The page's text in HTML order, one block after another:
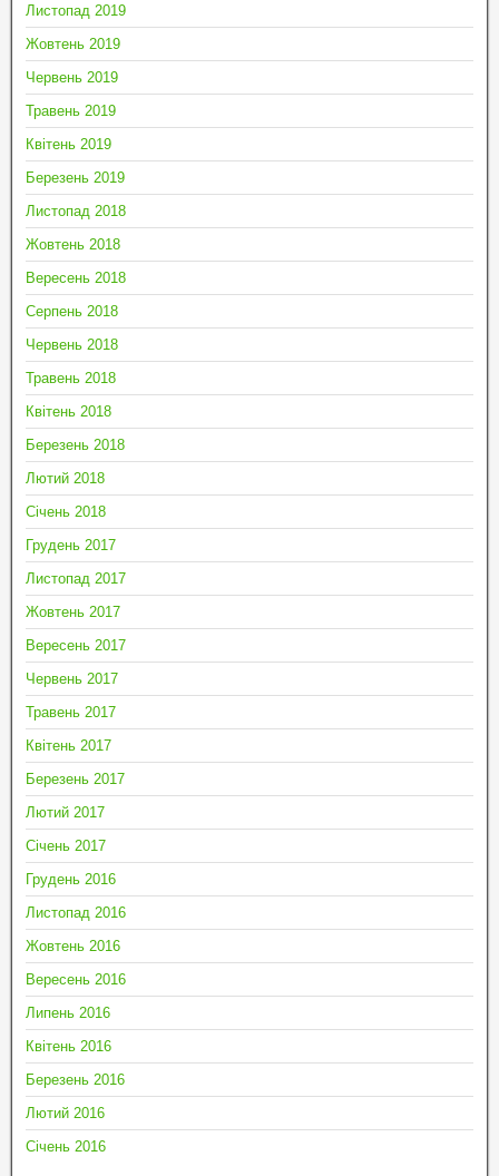
Листопад 2019
Жовтень 2019
Червень 2019
Травень 2019
Квітень 2019
Березень 2019
Листопад 2018
Жовтень 2018
Вересень 2018
Серпень 2018
Червень 2018
Травень 2018
Квітень 2018
Березень 2018
Лютий 2018
Січень 2018
Грудень 2017
Листопад 2017
Жовтень 2017
Вересень 2017
Червень 2017
Травень 2017
Квітень 2017
Березень 2017
Лютий 2017
Січень 2017
Грудень 2016
Листопад 2016
Жовтень 2016
Вересень 2016
Липень 2016
Квітень 2016
Березень 2016
Лютий 2016
Січень 2016